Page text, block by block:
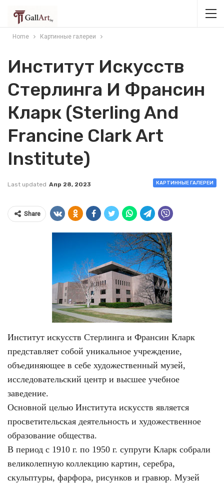
Home Картинные галереи
Институт Искусств
Стерлинга И Франсин
Кларк (Sterling And
Francine Clark Art
Institute)
КАРТИННЫЕ ГАЛЕРЕИ
Last updated Апр 28, 2023
Share
Институт искусств Стерлинга и Франсин Кларк
представляет собой уникальное учреждение,
объединяющее в себе художественный музей,
исследовательский центр и высшее учебное
заведение.
Основной целью Института искусств является
просветительская деятельность и художественное
образование общества.
В период с 1910 г. по 1950 г. супруги Кларк собрали
великолепную коллекцию картин, серебра,
скульптуры, фарфора, рисунков и гравюр. Музей